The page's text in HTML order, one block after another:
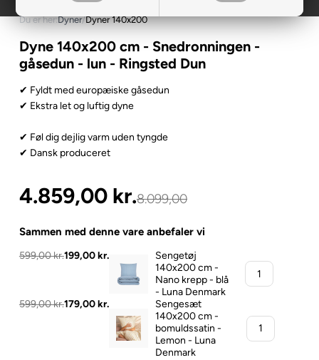
Du er her:Dyner/Dyner 140x200
Dyne 140x200 cm - Snedronningen -
gåsedun - lun - Ringsted Dun
✔ Fyldt med europæiske gåsedun
✔ Ekstra let og luftig dyne
✔ Føl dig dejlig varm uden tyngde
✔ Dansk produceret
4.859,00 kr.8.099,00
Sammen med denne vare anbefaler vi
Sengetøj
140x200 cm -
Nano krepp - blå
- Luna Denmark
199,00 kr.
599,00 kr.
Sengesæt
140x200 cm -
bomuldssatin -
Lemon - Luna
Denmark
179,00 kr.
599,00 kr.